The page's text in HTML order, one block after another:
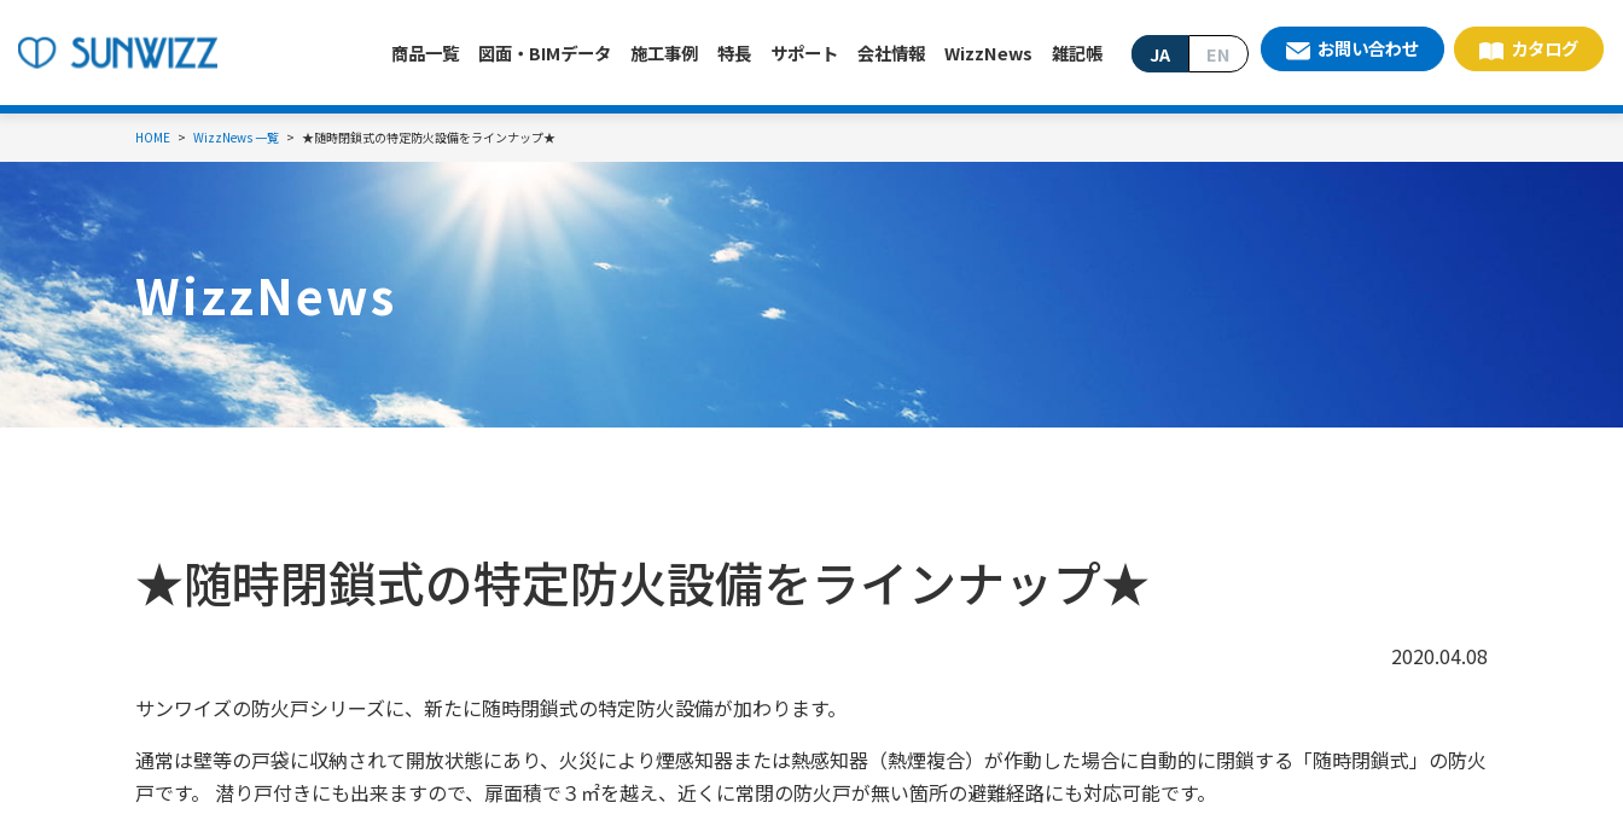
商品一覧 図面・BIMデータ 施工事例 特長 サポート 会社情報 WizzNews 雑記帳 JA EN お問い合わせ カタログ
HOME WizzNews 一覧 ★随時閉鎖式の特定防火設備をラインナップ★
WizzNews
★随時閉鎖式の特定防火設備をラインナップ★
2020.04.08
サンワイズの防火戸シリーズに、新たに随時閉鎖式の特定防火設備が加わります。
通常は壁等の戸袋に収納されて開放状態にあり、火災により煙感知器または熱感知器（熱煙複合）が作動した場合に自動的に閉鎖する「随時閉鎖式」の防火
戸です。 潜り戸付きにも出来ますので、扉面積で３㎡を越え、近くに常閉の防火戸が無い箇所の避難経路にも対応可能です。